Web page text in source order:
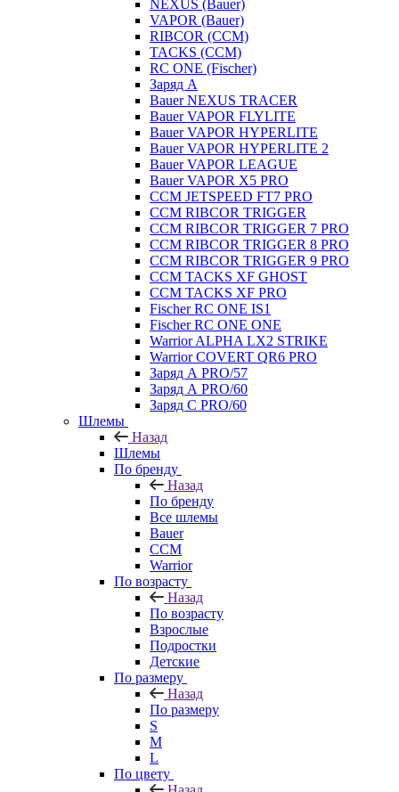
NEXUS (Bauer)
VAPOR (Bauer)
RIBCOR (CCM)
TACKS (CCM)
RC ONE (Fischer)
Заряд А
Bauer NEXUS TRACER
Bauer VAPOR FLYLITE
Bauer VAPOR HYPERLITE
Bauer VAPOR HYPERLITE 2
Bauer VAPOR LEAGUE
Bauer VAPOR X5 PRO
CCM JETSPEED FT7 PRO
CCM RIBCOR TRIGGER
CCM RIBCOR TRIGGER 7 PRO
CCM RIBCOR TRIGGER 8 PRO
CCM RIBCOR TRIGGER 9 PRO
CCM TACKS XF GHOST
CCM TACKS XF PRO
Fischer RC ONE IS1
Fischer RC ONE ONE
Warrior ALPHA LX2 STRIKE
Warrior COVERT QR6 PRO
Заряд А PRO/57
Заряд А PRO/60
Заряд С PRO/60
Шлемы
Назад
Шлемы
По бренду
Назад
По бренду
Все шлемы
Bauer
CCM
Warrior
По возрасту
Назад
По возрасту
Взрослые
Подростки
Детские
По размеру
Назад
По размеру
S
M
L
По цвету